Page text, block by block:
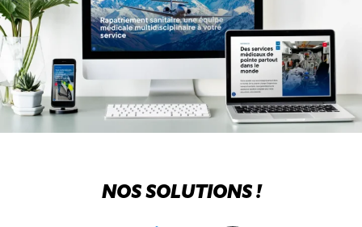
NOS SOLUTIONS !